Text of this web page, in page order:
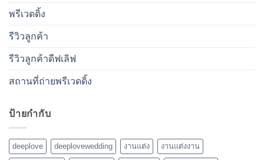
พรีเวดดิ้ง
รีวิวลูกค้า
รีวิวลูกค้าดีฟเลิฟ
สถานที่ถ่ายพรีเวดดิ้ง
ป้ายกำกับ
deeplove deeplovewedding งานแต่ง งานแต่งงาน